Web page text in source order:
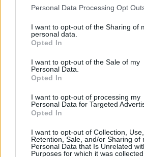
Please note that this website/app uses
not limited to your visit or usage
grant or deny consent to Google and
use your data for below specified
consent section.
Personal Data Processing Opt
I want to opt-out of the Sharing of
personal data.
Opted In
I want to opt-out of the Sale of my
Personal Data.
Opted In
I want to opt-out of processing my
Personal Data for Targeted
Opted In
I want to opt-out of Collection, Use,
Retention, Sale, and/or Sharing of
Personal Data that Is Unrelated
Purposes for which it was collected.
A BAROKK ÖSSZES
KIVÁLÓ PROGRAM VÁR
Középpontban a hagyományőrzés, de
Majka koncert, jóga szeánsz,